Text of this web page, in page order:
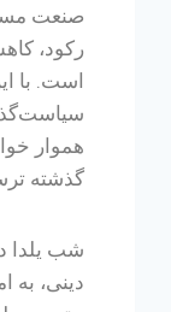
صنعت
رکود،
است. با
هموار
گذشته
شب یلدا
دینی،